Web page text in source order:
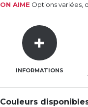
ON AIME Options variées,
INFORMATIONS
Couleurs